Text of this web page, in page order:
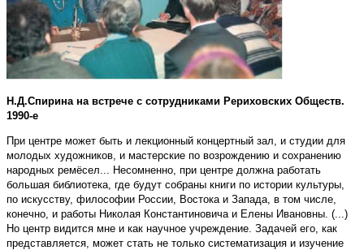
Н.Д.Спирина на встрече с сотрудниками Рериховских Обществ.
1990-е
При центре может быть и лекционный концертный зал, и студии для
молодых художников, и мастерские по возрождению и сохранению
народных ремёсел... Несомненно, при центре должна работать
большая библиотека, где будут собраны книги по истории культуры,
по искусству, философии России, Востока и Запада, в том числе,
конечно, и работы Николая Константиновича и Елены Ивановны. (...)
Но центр видится мне и как научное учреждение. Задачей его, как
представляется, может стать не только систематизация и изучение